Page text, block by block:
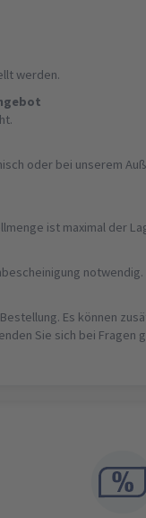
werden.
oder bei unserem
ist maximal der
notwendig.
Es können
Sie sich bei Fragen